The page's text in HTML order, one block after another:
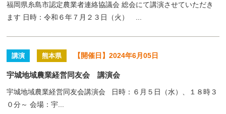
福岡県糸島市認定農業者連絡協議会 総会にて講演させていただき
ます 日時：令和６年７月２３日（火） ...
講演 熊本県 【開催日】2024年6月05日
宇城地域農業経営同友会 講演会
宇城地域農業経営同友会講演会 日時：６月５日（水）、１８時３
０分～ 会場：宇...